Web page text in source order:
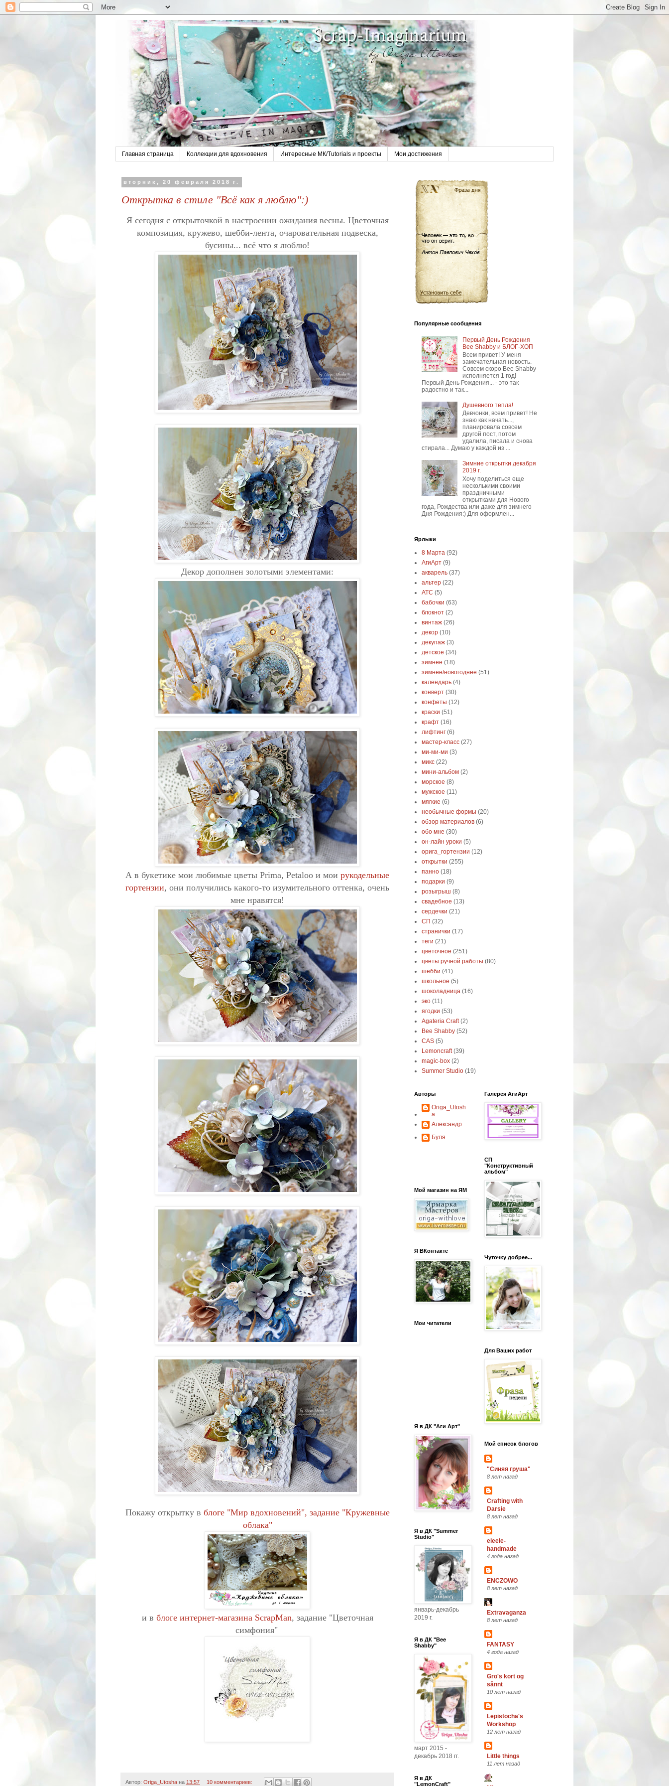
Главная страница Коллекции для вдохновения Интересные МК/Tutorials и проекты Мои достижения
вторник, 20 февраля 2018 г.
Открытка в стиле "Всё как я люблю":)
Я сегодня с открыточкой в настроении ожидания весны. Цветочная
композиция, кружево, шебби-лента, очаровательная подвеска,
бусины... всё что я люблю!
Декор дополнен золотыми элементами:
А в букетике мои любимые цветы Prima, Petaloo и мои рукодельные
гортензии, они получились какого-то изумительного оттенка, очень
мне нравятся!
Покажу открытку в блоге "Мир вдохновений", задание "Кружевные
облака"
и в блоге интернет-магазина ScrapMan, задание "Цветочная
симфония"
Автор: Origa_Utosha на 13:57 10 комментариев:
Популярные сообщения
Первый День Рождения
Bee Shabby и БЛОГ-ХОП
Всем привет! У меня
замечательная новость.
Совсем скоро Bee Shabbу
исполняется 1 год!
Первый День Рождения... - это так
радостно и так...
Душевного тепла!
Девчонки, всем привет! Не
знаю как начать...,
планировала совсем
другой пост, потом
удалила, писала и снова
стирала... Думаю у каждой из ...
Зимние открытки декабря
2019 г.
Хочу поделиться еще
несколькими своими
праздничными
открытками для Нового
года, Рождества или даже для зимнего
Дня Рождения:) Для оформлен...
Ярлыки
8 Марта (92)
АгиАрт (9)
акварель (37)
альтер (22)
АТС (5)
бабочки (63)
блокнот (2)
винтаж (26)
декор (10)
декупаж (3)
детское (34)
зимнее (18)
зимнее/новогоднее (51)
календарь (4)
конверт (30)
конфеты (12)
краски (51)
крафт (16)
лифтинг (6)
мастер-класс (27)
ми-ми-ми (3)
микс (22)
мини-альбом (2)
морское (8)
мужское (11)
мягкие (6)
необычные формы (20)
обзор материалов (6)
обо мне (30)
он-лайн уроки (5)
орига_гортензии (12)
открытки (255)
панно (18)
подарки (9)
розыгрыш (8)
свадебное (13)
сердечки (21)
СП (32)
странички (17)
теги (21)
цветочное (251)
цветы ручной работы (80)
шебби (41)
школьное (5)
шоколадница (16)
эко (11)
ягодки (53)
Agateria Craft (2)
Bee Shabby (52)
CAS (5)
Lemoncraft (39)
magic-box (2)
Summer Studio (19)
Авторы
Origa_Utosh
a
Александр
Буля
Мой магазин на ЯМ
Я ВКонтакте
Мои читатели
Я в ДК "Аги Арт"
Я в ДК "Summer
Studio"
январь-декабрь
2019 г.
Я в ДК "Bee
Shabby"
март 2015 -
декабрь 2018 гг.
Я в ДК
"LemonCraft"
Галерея АгиАрт
СП
"Конструктивный
альбом"
Чуточку добрее...
Для Ваших работ
Мой список блогов
"Синяя груша"
8 лет назад
Crafting with
Darsie
8 лет назад
eleele-
handmade
4 года назад
ENCZOWO
8 лет назад
Extravaganza
8 лет назад
FANTASY
4 года назад
Gro's kort og
sånnt
10 лет назад
Lepistocha's
Workshop
12 лет назад
Little things
11 лет назад